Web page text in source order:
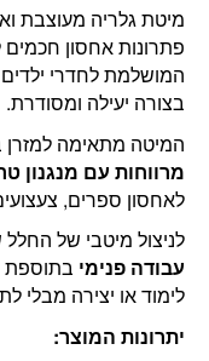
מיטת גלריה מעוצבת
פתרונות אחסון
המושלמת לחדרי
בצורה יעילה ומסודרת.
המיטה מתאימה למזרן
מרווחות עם מנגנון
לאחסון ספרים,
לניצול מיטבי של
עבודה פנימי בתוספת
לימוד או יצירה מבלי
יתרונות המוצר: